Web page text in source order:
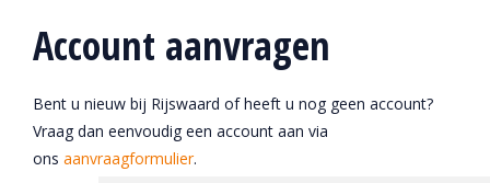
Account aanvragen
Bent u nieuw bij Rijswaard of heeft u nog geen account?
Vraag dan eenvoudig een account aan via
ons aanvraagformulier.